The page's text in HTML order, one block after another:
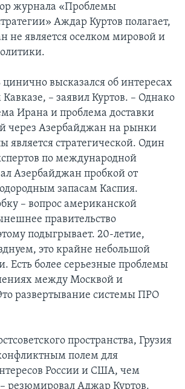
журнала «Проблемы
Аждар Куртов полагает,
не является оселком мировой и
цинично высказался об интересах
– заявил Куртов. – Однако
Ирана и проблема доставки
через Азербайджан на рынки
является стратегической. Один
по международной
Азербайджан пробкой от
запасам Каспия.
– вопрос американской
правительство
подыгрывает. 20-летие,
это крайне небольшой
Есть более серьезные проблемы
между Москвой и
развертывание системы ПРО
пространства, Грузия
полем для
России и США, чем
резюмировал Аджар Куртов.